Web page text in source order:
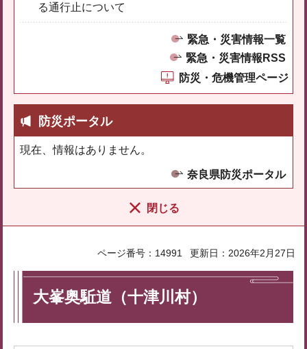
る通行止について
緊急・災害情報一覧
緊急・災害情報RSS
防災・危機管理ページ
防災ポータル
現在、情報はありません。
奈良県防災ポータル
閉じる
ページ番号：14991 更新日：2026年2月27日
大峯奥駈道（十津川村）